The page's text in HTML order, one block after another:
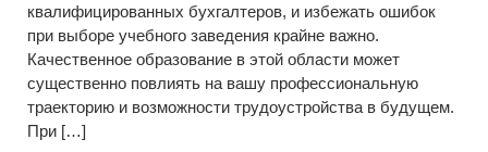
квалифицированных бухгалтеров, и избежать ошибок
при выборе учебного заведения крайне важно.
Качественное образование в этой области может
существенно повлиять на вашу профессиональную
траекторию и возможности трудоустройства в будущем.
При […]